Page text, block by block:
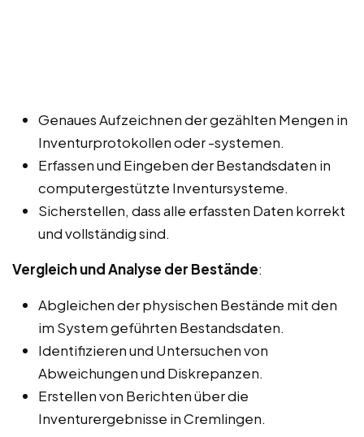
Genaues Aufzeichnen der gezählten Mengen in
Inventurprotokollen oder -systemen.
Erfassen und Eingeben der Bestandsdaten in
computergestützte Inventursysteme.
Sicherstellen, dass alle erfassten Daten korrekt
und vollständig sind.
Vergleich und Analyse der Bestände:
Abgleichen der physischen Bestände mit den
im System geführten Bestandsdaten.
Identifizieren und Untersuchen von
Abweichungen und Diskrepanzen.
Erstellen von Berichten über die
Inventurergebnisse in Cremlingen.